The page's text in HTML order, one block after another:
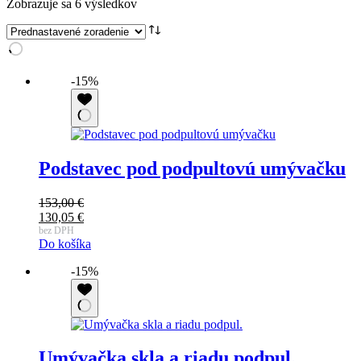
Zobrazuje sa 6 výsledkov
-15%
Podstavec pod podpultovú umývačku
153,00€
Pôvodná
cena
bola:
130,05 €
Aktuálna
cena
130,05 €.
bez DPH
Do košíka
-15%